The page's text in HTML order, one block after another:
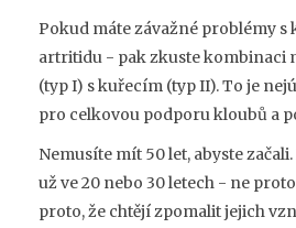
Pokud máte závažné problémy
artritidu - pak zkuste kombinaci
(typ I) s kuřecím (typ II). To je
pro celkovou podporu kloubů a
Nemusíte mít 50 let, abyste
už ve 20 nebo 30 letech - ne
proto, že chtějí zpomalit jejich